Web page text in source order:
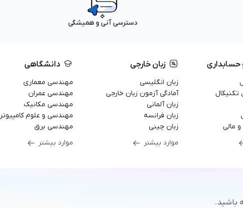
دسترسی آنی و همیشگی
حسابداری
مالی
زبان خارجی
زبان انگلیسی
آمادگی آزمون زبان خارجی
زبان آلمانی
زبان فرانسه
زبان چینی
موارد بیشتر
دانشگاهی
مهندسی معماری
مهندسی عمران
مهندسی مکانیک
مهندسی و علوم کامپیوتر
مهندسی برق
موارد بیشتر
باشید.